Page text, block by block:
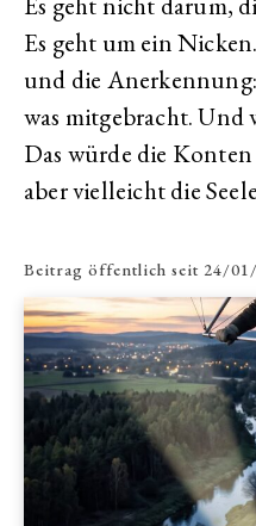
Es geht um ein
und die
was mitgebracht. Und
Das würde die
aber vielleicht die
Beitrag öffentlich seit 24/